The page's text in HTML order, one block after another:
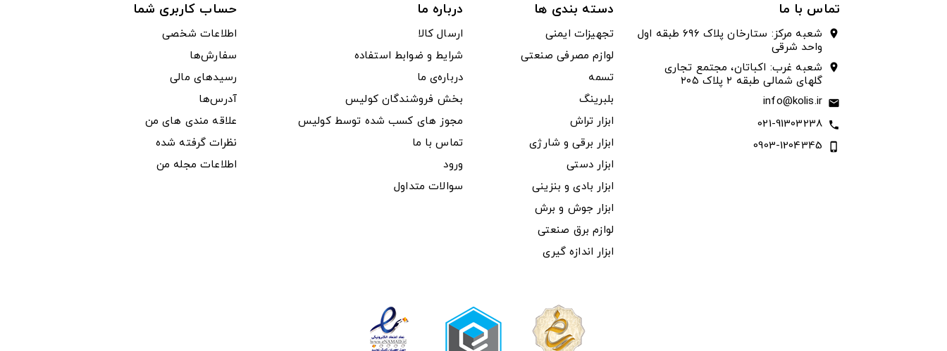
تماس با ما
location_on
شعبه مرکز: ستارخان پلاک ۶۹۶ طبقه اول
واحد شرقی
location_on
شعبه غرب: اکباتان، مجتمع تجاری
گلهای شمالی طبقه ۲ پلاک ۲۰۵
email
info@kolis.ir
call
021-91303238
phone_iphone
0903-1204345
دسته بندی ها
تجهیزات ایمنی
لوازم مصرفی صنعتی
تسمه
بلبرینگ
ابزار تراش
ابزار برقی و شارژی
ابزار دستی
ابزار بادی و بنزینی
ابزار جوش و برش
لوازم برق صنعتی
ابزار اندازه گیری
درباره ما
ارسال کالا
شرایط و ضوابط استفاده
درباره‌ی ما
بخش فروشندگان کولیس
مجوز های کسب شده توسط کولیس
تماس با ما
ورود
سوالات متداول
حساب کاربری شما
اطلاعات شخصی
سفارش‌ها
رسیدهای مالی
آدرس‌ها
علاقه مندی های من
نظرات گرفته شده
اطلاعات مجله من